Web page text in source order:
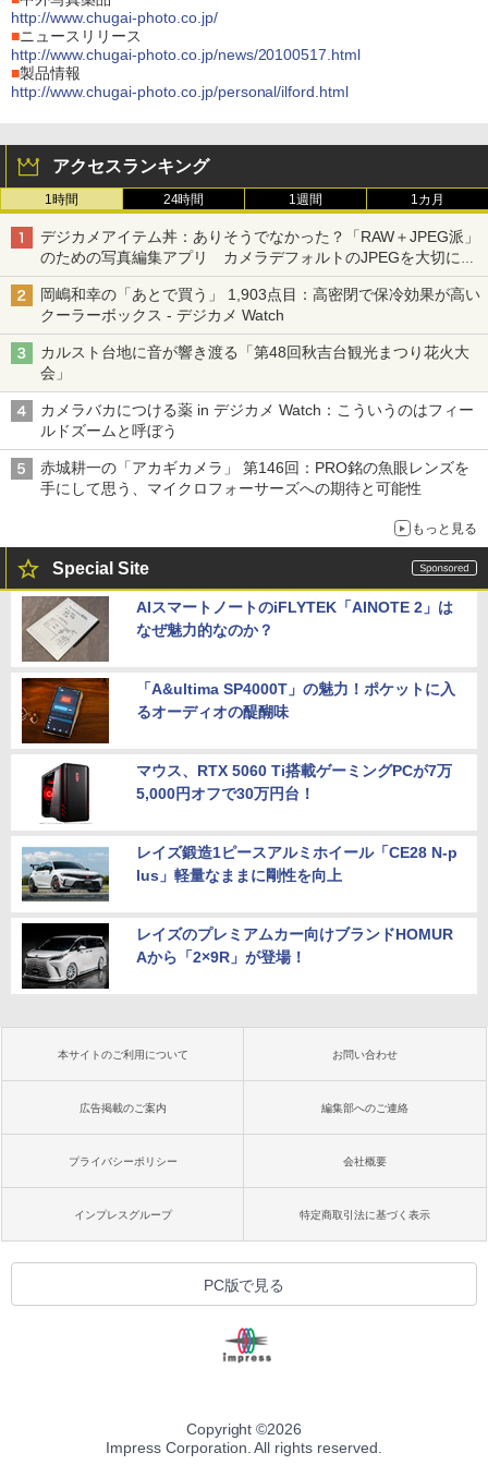
http://www.chugai-photo.co.jp/
■ニュースリリース
http://www.chugai-photo.co.jp/news/20100517.html
■製品情報
http://www.chugai-photo.co.jp/personal/ilford.html
アクセスランキング
1時間 24時間 1週間 1カ月
デジカメアイテム丼：ありそうでなかった？「RAW＋JPEG派」
のための写真編集アプリ カメラデフォルトのJPEGを大切にす
る「Filmator」
岡嶋和幸の「あとで買う」 1,903点目：高密閉で保冷効果が高い
クーラーボックス - デジカメ Watch
カルスト台地に音が響き渡る「第48回秋吉台観光まつり花火大
会」
カメラバカにつける薬 in デジカメ Watch：こういうのはフィー
ルドズームと呼ぼう
赤城耕一の「アカギカメラ」 第146回：PRO銘の魚眼レンズを
手にして思う、マイクロフォーサーズへの期待と可能性
もっと見る
Special Site
AIスマートノートのiFLYTEK「AINOTE 2」は
なぜ魅力的なのか？
「A&ultima SP4000T」の魅力！ポケットに入
るオーディオの醍醐味
マウス、RTX 5060 Ti搭載ゲーミングPCが7万
5,000円オフで30万円台！
レイズ鍛造1ピースアルミホイール「CE28 N-p
lus」軽量なままに剛性を向上
レイズのプレミアムカー向けブランドHOMUR
Aから「2×9R」が登場！
本サイトのご利用について お問い合わせ
広告掲載のご案内 編集部へのご連絡
プライバシーポリシー 会社概要
インプレスグループ 特定商取引法に基づく表示
PC版で見る
Copyright ©2026
Impress Corporation. All rights reserved.